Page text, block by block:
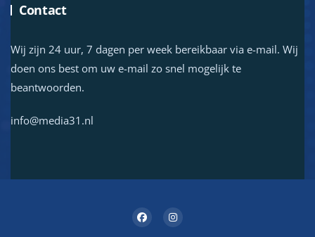
Contact
Wij zijn 24 uur, 7 dagen per week bereikbaar via e-mail. Wij
doen ons best om uw e-mail zo snel mogelijk te
beantwoorden.
info@media31.nl